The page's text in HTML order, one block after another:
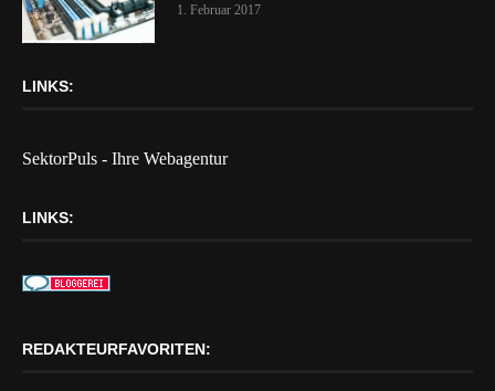
1. Februar 2017
LINKS:
SektorPuls - Ihre Webagentur
LINKS:
REDAKTEURFAVORITEN: